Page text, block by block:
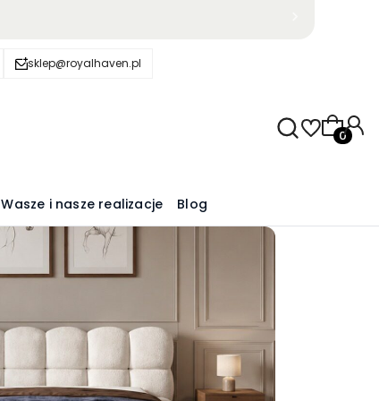
sklep@royalhaven.pl
Wasze i nasze realizacje Blog